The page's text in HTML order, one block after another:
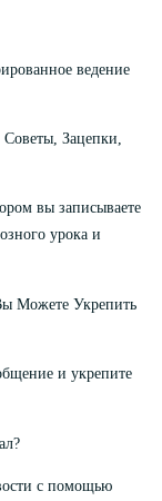
ведение
Зацепки,
вы записываете
урока и
Можете Укрепить
и укрепите
с помощью